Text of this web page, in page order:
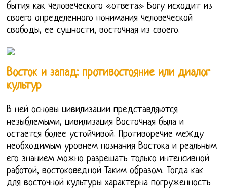
бытия как человеческого «ответа» Богу исходит из
своего определенного понимания человеческой
свободы, ее сущности, восточная из своего.
Восток и запад: противостояние или диалог
культур
В ней основы цивилизации представляются
незыблемыми, цивилизация Восточная была и
остается более устойчивой. Противоречие между
необходимым уровнем познания Востока и реальным
его знанием можно разрешать только интенсивной
работой, востоковедной Таким образом. Тогда как
для восточной культуры характерна погруженность